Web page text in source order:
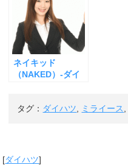
ネイキッド
（NAKED）-ダイ
タグ： ダイハツ ミライース
[ダイハツ]